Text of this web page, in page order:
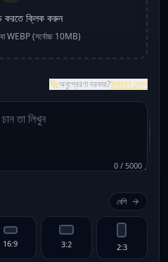
করতে ক্লিক করুন
WEBP (সর্বোচ্চ 10MB)
অনুপ্রেরণা দরকার?উদাহরণ দেখুন
0 / 5000
বেশি
16:9 3:2 2:3